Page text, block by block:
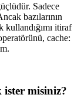
Sadece
bazılarının
kullandığımı itiraf
cache:
ister misiniz?